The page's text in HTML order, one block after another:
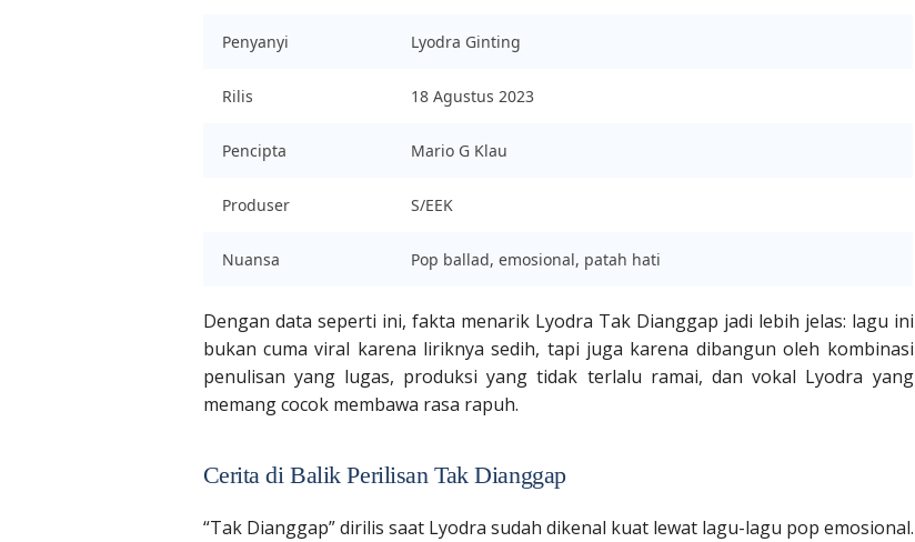
Penyanyi Lyodra Ginting
Rilis 18 Agustus 2023
Pencipta Mario G Klau
Produser S/EEK
Nuansa Pop ballad, emosional, patah hati
Dengan data seperti ini, fakta menarik Lyodra Tak Dianggap jadi lebih jelas: lagu ini
bukan cuma viral karena liriknya sedih, tapi juga karena dibangun oleh kombinasi
penulisan yang lugas, produksi yang tidak terlalu ramai, dan vokal Lyodra yang
memang cocok membawa rasa rapuh.
Cerita di Balik Perilisan Tak Dianggap
“Tak Dianggap” dirilis saat Lyodra sudah dikenal kuat lewat lagu-lagu pop emosional.